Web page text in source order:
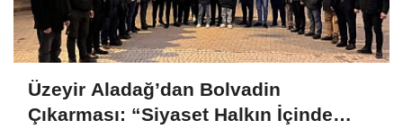
Üzeyir Aladağ’dan Bolvadin
Çıkarması: “Siyaset Halkın İçinde